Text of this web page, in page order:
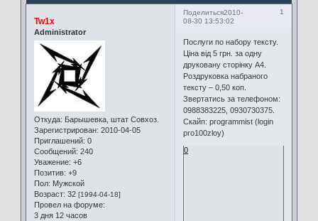
Поделиться 1
2010-
08-30 13:53:02
Tw1x
Administrator
Откуда: Барышевка, штат Совхоз.
Зарегистрирован: 2010-04-05
Приглашений: 0
Сообщений: 240
Уважение: +6
Позитив: +9
Пол: Мужской
Возраст: 32 [1994-04-18]
Провел на форуме:
3 дня 12 часов
Послуги по набору тексту.
Ціна від 5 грн. за одну
друковану сторінку А4.
Роздруковка набраного
тексту – 0,50 коп.
Звертатись за телефоном:
0988383225, 0930730375.
Скайп: programmist (login
pro100zloy)
0